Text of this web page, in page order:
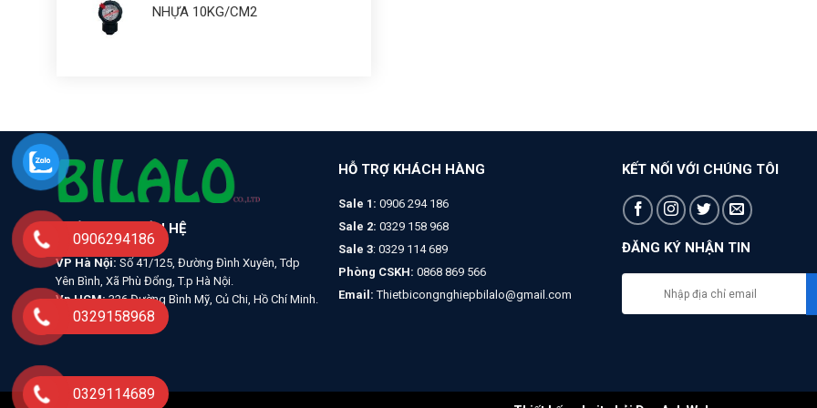
NHỰA 10KG/CM2
THÔNG TIN LIÊN HỆ
VP Hà Nội: Số 41/125, Đường Đình Xuyên, Tdp
Yên Bình, Xã Phù Đổng, T.p Hà Nội.
Vp HCM:326 Đường Bình Mỹ, Củ Chi, Hồ Chí Minh.
HỖ TRỢ KHÁCH HÀNG
Sale 1:0906 294 186
Sale 2: 0329 158 968
Sale 3: 0329 114 689
Phòng CSKH: 0868 869 566
Email: Thietbicongnghiepbilalo@gmail.com
KẾT NỐI VỚI CHÚNG TÔI
ĐĂNG KÝ NHẬN TIN
0906294186
0329158968
0329114689